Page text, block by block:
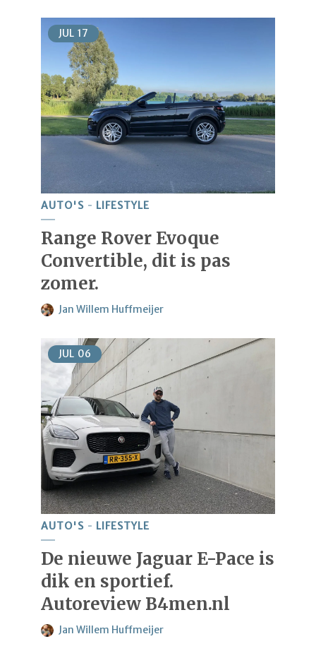
JUL 17
AUTO'S LIFESTYLE
Range Rover Evoque
Convertible, dit is pas
zomer.
Jan Willem Huffmeijer
JUL 06
AUTO'S LIFESTYLE
De nieuwe Jaguar E-Pace is
dik en sportief.
Autoreview B4men.nl
Jan Willem Huffmeijer